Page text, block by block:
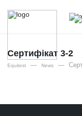
Сертифікат 3-2
Equitest — News —